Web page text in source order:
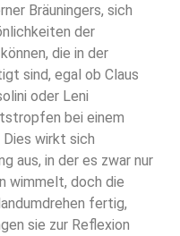
Bräuningers, sich
der
die in der
sind, egal ob Claus
oder Leni
bei einem
wirkt sich
aus, in der es zwar nur
wimmelt, doch die
fertig,
sie zur Reflexion